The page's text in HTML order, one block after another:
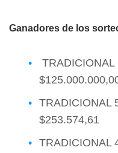
Ganadores de los
TRADICIONAL
$253.574,61
TRADICIONAL